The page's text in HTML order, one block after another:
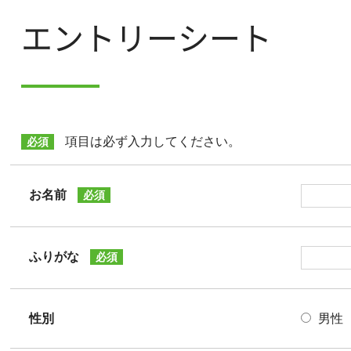
エントリーシート
必須 項目は必ず入力してください。
お名前 必須
ふりがな 必須
性別 男性